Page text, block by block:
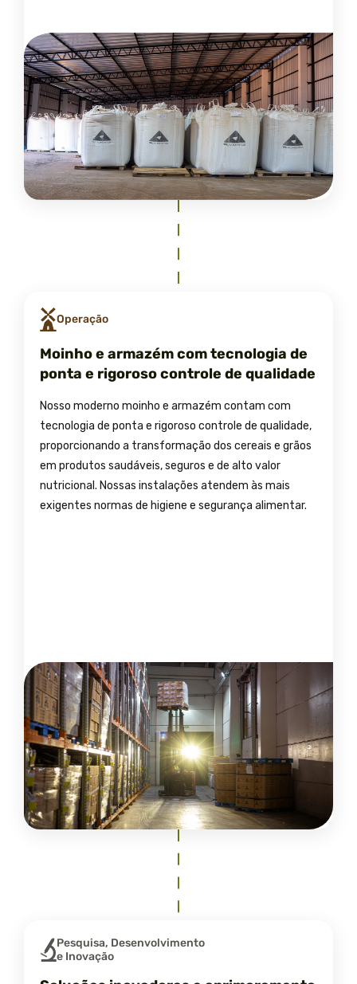
Operação
Moinho e armazém com tecnologia de
ponta e rigoroso controle de qualidade
Nosso moderno moinho e armazém contam com
tecnologia de ponta e rigoroso controle de qualidade,
proporcionando a transformação dos cereais e grãos
em produtos saudáveis, seguros e de alto valor
nutricional. Nossas instalações atendem às mais
exigentes normas de higiene e segurança alimentar.
Pesquisa, Desenvolvimento
e Inovação